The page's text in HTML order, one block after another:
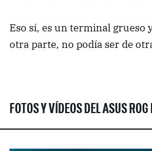
Eso sí, es un terminal grueso
otra parte, no podía ser de
FOTOS Y VÍDEOS DEL ASUS